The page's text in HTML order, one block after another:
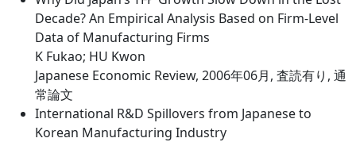
Decade? An Empirical Analysis Based on Firm-Level
Data of Manufacturing Firms
K Fukao; HU Kwon
Japanese Economic Review, 2006年06月, 査読有り, 通
常論文
International R&D Spillovers from Japanese to
Korean Manufacturing Industry